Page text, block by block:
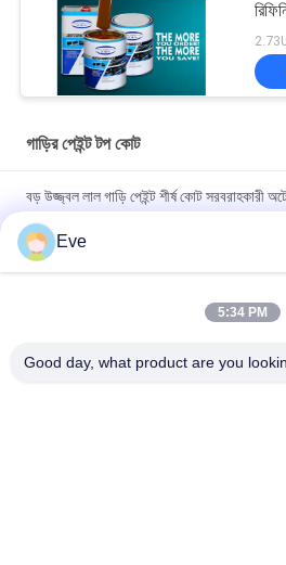
গাড়ির পেইন্ট টপ কোট
বড় উজ্জ্বল লাল গাড়ি পেইন্ট শীর্ষ কোট সরবরাহকারী
পেইন্ট
অবিষাক্ত তাপ-প্রতিরোধী উজ্জ্বল লাল গাড়ির পেইন্ট,
স্বয়ংচালিত রিফিনিশ পেইন্ট
Eve
5:34 PM
Good day, what product are you